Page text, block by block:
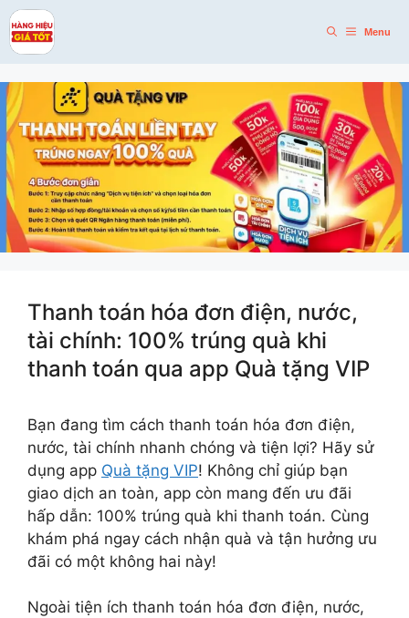
Skip
to
content
Menu
Thanh toán hóa đơn điện, nước,
tài chính: 100% trúng quà khi
thanh toán qua app Quà tặng VIP
Bạn đang tìm cách thanh toán hóa đơn điện,
nước, tài chính nhanh chóng và tiện lợi? Hãy sử
dụng app Quà tặng VIP! Không chỉ giúp bạn
giao dịch an toàn, app còn mang đến ưu đãi
hấp dẫn: 100% trúng quà khi thanh toán. Cùng
khám phá ngay cách nhận quà và tận hưởng ưu
đãi có một không hai này!
Ngoài tiện ích thanh toán hóa đơn điện, nước,